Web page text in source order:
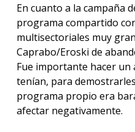
En cuanto a la campaña
programa compartido
multisectoriales muy
Caprabo/Eroski de
Fue importante hacer un
tenían, para
programa propio era
afectar negativamente.